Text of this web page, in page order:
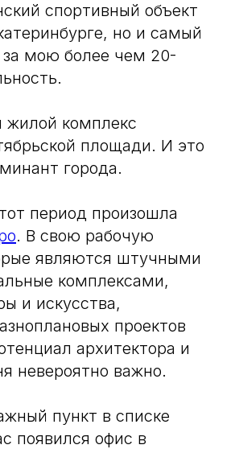
спортивный объект
но и самый
мою более чем 20-
жилой комплекс
площади. И это
города.
период произошла
. В свою рабочую
являются штучными
комплексами,
и искусства,
проектов
архитектора и
невероятно важно.
пункт в списке
появился офис в